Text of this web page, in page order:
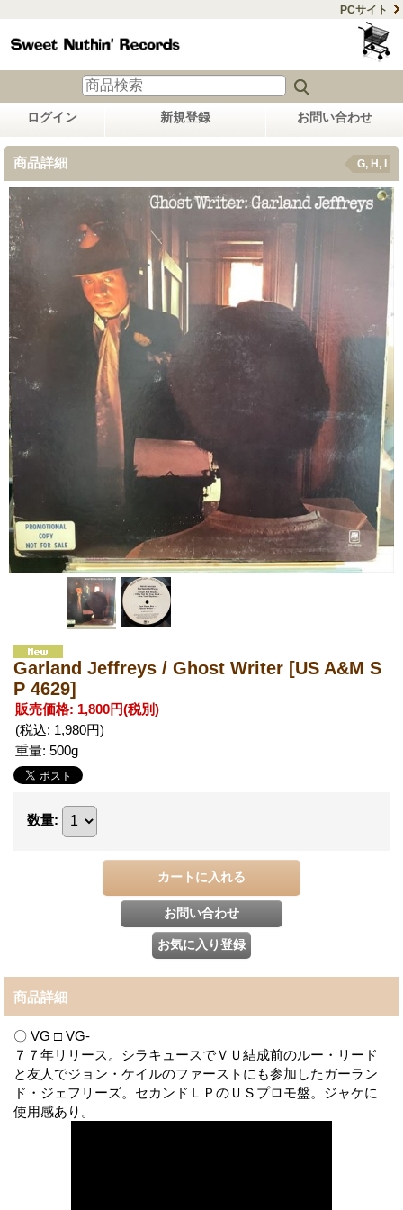
PCサイト
ログイン 新規登録 お問い合わせ
商品詳細 G, H, I
Garland Jeffreys / Ghost Writer [US A&M S
P 4629]
販売価格: 1,800円(税別)
(税込: 1,980円)
重量: 500g
数量:
商品詳細
〇 VG □ VG-
７７年リリース。シラキュースでＶＵ結成前のルー・リード
と友人でジョン・ケイルのファーストにも参加したガーラン
ド・ジェフリーズ。セカンドＬＰのＵＳプロモ盤。ジャケに
使用感あり。